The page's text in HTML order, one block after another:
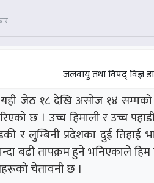
जलवायु तथा विपद् विज्ञ
यही जेठ १८ देखि असोज १४ सम्मको
छ । उच्च हिमाली र उच्च
र लुम्बिनी प्रदेशका दुई
बढी तापक्रम हुने भनिएकाले
चेतावनी छ ।